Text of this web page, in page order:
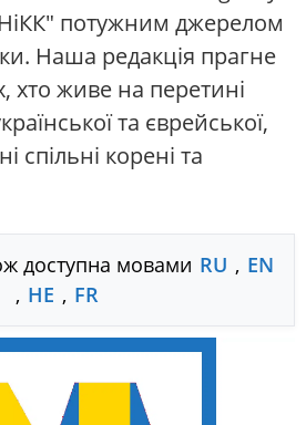
потужним джерелом
Наша редакція прагне
хто живе на перетині
та єврейської,
спільні корені та
доступна мовами RU , EN
, HE , FR